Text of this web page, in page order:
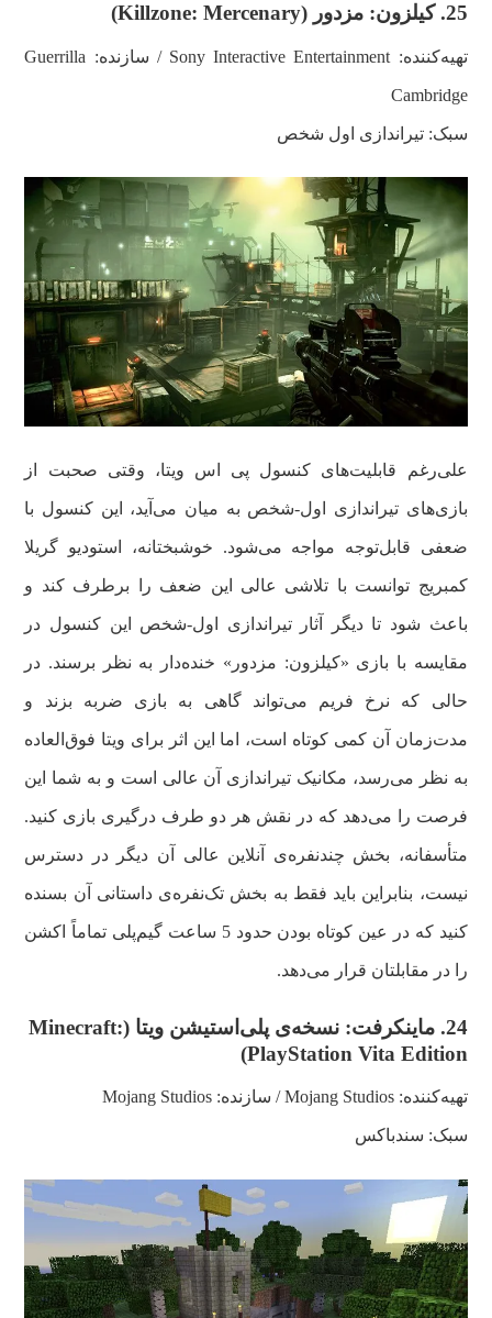
25. کیلزون: مزدور(Killzone: Mercenary)
تهیه‌کننده: Sony Interactive Entertainment / سازنده: Guerrilla
Cambridge
سبک: تیراندازی اول شخص
علی‌رغم قابلیت‌های کنسول پی اس ویتا، وقتی صحبت از
بازی‌های تیراندازی اول-شخص به میان می‌آید، این کنسول با
ضعفی قابل‌توجه مواجه می‌شود. خوشبختانه، استودیو گریلا
کمبریج توانست با تلاشی عالی این ضعف را برطرف کند و
باعث شود تا دیگر آثار تیراندازی اول-شخص این کنسول در
مقایسه با بازی «کیلزون: مزدور» خنده‌دار به نظر برسند. در
حالی که نرخ فریم می‌تواند گاهی به بازی ضربه بزند و
مدت‌زمان آن کمی کوتاه است، اما این اثر برای ویتا فوق‌العاده
به نظر می‌رسد، مکانیک تیراندازی آن عالی است و به شما این
فرصت را می‌دهد که در نقش هر دو طرف درگیری بازی کنید.
متأسفانه، بخش چندنفره‌ی آنلاین عالی آن دیگر در دسترس
نیست، بنابراین باید فقط به بخش تک‌نفره‌ی داستانی آن بسنده
کنید که در عین کوتاه بودن حدود 5 ساعت گیم‌پلی‌ تماماً اکشن
را در مقابلتان قرار می‌دهد.
24. ماینکرفت: نسخه‌ی پلی‌استیشن ویتا (Minecraft:
PlayStation Vita Edition
)
تهیه‌کننده:Mojang Studios / سازنده:Mojang Studios
سبک: سندباکس